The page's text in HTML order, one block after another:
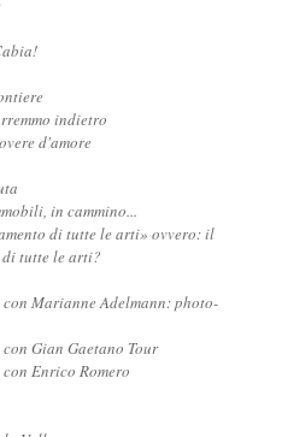
indietro
d'amore
in cammino...
di tutte le arti» ovvero: il
di tutte le arti?
con Marianne Adelmann: photo-
Gian Gaetano Tour
Enrico Romero